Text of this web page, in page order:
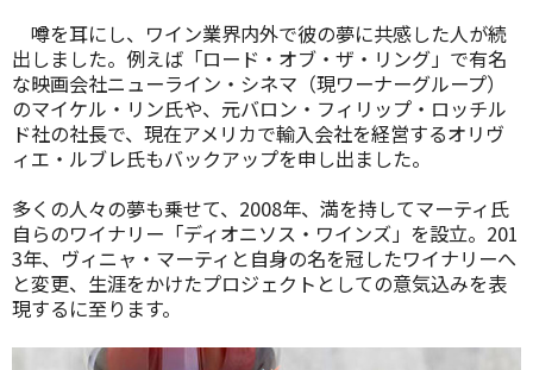
噂を耳にし、ワイン業界内外で彼の夢に共感した人が続
出しました。例えば「ロード・オブ・ザ・リング」で有名
な映画会社ニューライン・シネマ（現ワーナーグループ）
のマイケル・リン氏や、元バロン・フィリップ・ロッチル
ド社の社長で、現在アメリカで輸入会社を経営するオリヴ
ィエ・ルブレ氏もバックアップを申し出ました。
多くの人々の夢も乗せて、2008年、満を持してマーティ氏
自らのワイナリー「ディオニソス・ワインズ」を設立。201
3年、ヴィニャ・マーティと自身の名を冠したワイナリーへ
と変更、生涯をかけたプロジェクトとしての意気込みを表
現するに至ります。